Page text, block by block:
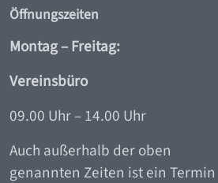
Öffnungszeiten
Montag – Freitag:
Vereinsbüro
09.00 Uhr – 14.00 Uhr
Auch außerhalb der oben
genannten Zeiten ist ein Termin